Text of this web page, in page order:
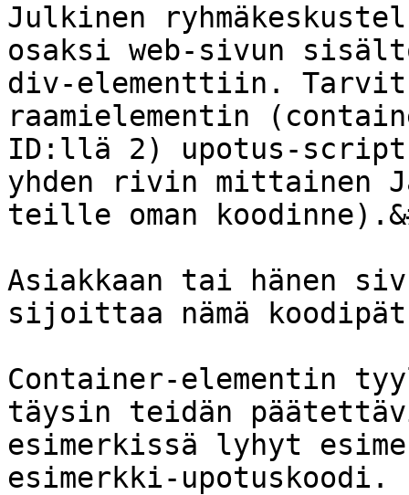
Julkinen
osaksi web-sivun
div-elementtiin.
raamielementin
ID:llä 2) upotus-
yhden rivin mittainen
teille oman
Asiakkaan tai hänen
sijoittaa nämä
Container-elementin
täysin teidän
esimerkissä lyhyt
esimerkki-upotuskoodi.